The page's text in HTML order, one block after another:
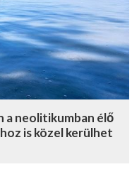
a neolitikumban élő
is közel kerülhet